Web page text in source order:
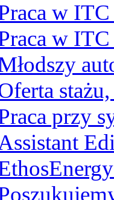
w
w
przy